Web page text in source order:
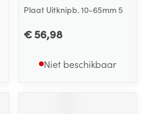
Plaat Uitknipb. 10-65mm 5
€ 56,98
Niet beschikbaar